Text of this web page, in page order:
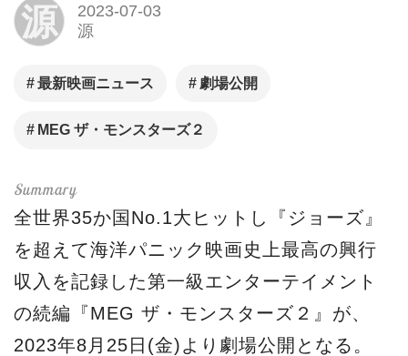
源
2023-07-03
源
最新映画ニュース 劇場公開
MEG ザ・モンスターズ２
全世界35か国No.1大ヒットし『ジョーズ』
を超えて海洋パニック映画史上最高の興行
収入を記録した第一級エンターテイメント
の続編『MEG ザ・モンスターズ２』が、
2023年8月25日(金)より劇場公開となる。